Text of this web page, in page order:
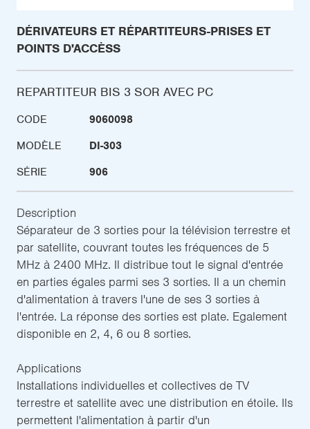
DÉRIVATEURS ET RÉPARTITEURS-PRISES ET
POINTS D'ACCÈSS
REPARTITEUR BIS 3 SOR AVEC PC
CODE
9060098
MODÈLE
DI-303
SÉRIE
906
Description
Séparateur de 3 sorties pour la télévision terrestre et
par satellite, couvrant toutes les fréquences de 5
MHz à 2400 MHz. Il distribue tout le signal d'entrée
en parties égales parmi ses 3 sorties. Il a un chemin
d'alimentation à travers l'une de ses 3 sorties à
l'entrée. La réponse des sorties est plate. Egalement
disponible en 2, 4, 6 ou 8 sorties.
Applications
Installations individuelles et collectives de TV
terrestre et satellite avec une distribution en étoile. Ils
permettent l'alimentation à partir d'un